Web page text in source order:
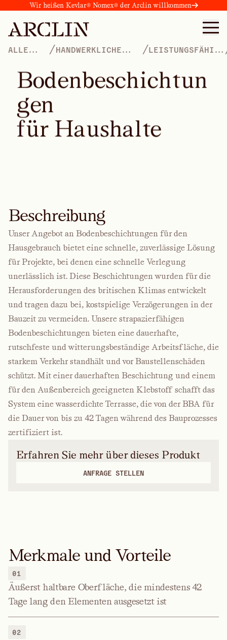
Wir heißen Kevlar® Nomex® der Arclin willkommen
ALLE
/HANDWERKLICHE
/LEISTUNGSFÄHIGE
Bodenbeschichtun
gen
für Haushalte
Beschreibung
Unser Angebot an Bodenbeschichtungen für den
Hausgebrauch bietet eine schnelle, zuverlässige Lösung
für Projekte, bei denen eine schnelle Verlegung
unerlässlich ist. Diese Beschichtungen wurden für die
Herausforderungen des britischen Klimas entwickelt
und tragen dazu bei, kostspielige Verzögerungen in der
Bauzeit zu vermeiden. Unsere strapazierfähigen
Bodenbeschichtungen bieten eine dauerhafte,
rutschfeste und witterungsbeständige Arbeitsfläche, die
starkem Verkehr standhält und vor Baustellenschäden
schützt. Mit einer dauerhaften Beschichtung und einem
für den Außenbereich geeigneten Klebstoff schafft das
System eine wasserdichte Terrasse, die von der BBA für
die Dauer von bis zu 42 Tagen während des Bauprozesses
zertifiziert ist.
Erfahren Sie mehr über dieses Produkt
ANFRAGE STELLEN
Merkmale und Vorteile
01
Äußerst haltbare Oberfläche, die mindestens 42
Tage lang den Elementen ausgesetzt ist
02